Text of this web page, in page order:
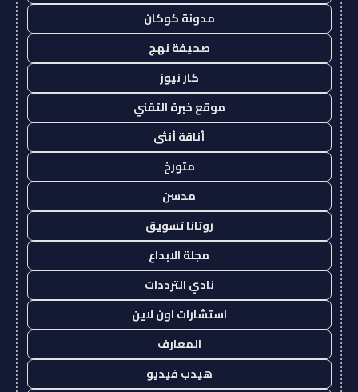
مدونة كوكان
صحيفة نهج
كار نيوز
موقع خبرة التقني
أناقة أنثى
متورخ
مدسن
روتانا تسويق
مجلة الابداع
نادي الترددات
استشارات اون لاين
المعارف
هيدب فيديو